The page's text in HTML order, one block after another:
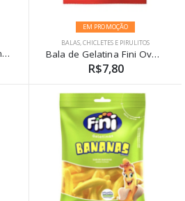
Bala de Gelatina Fini Minhocas Azedinhas 90g
EM PROMOÇÃO
BALAS, CHICLETES E PIRULITOS
Bala de Gelatina Fini Ovos Fritos 90g
R$7,80